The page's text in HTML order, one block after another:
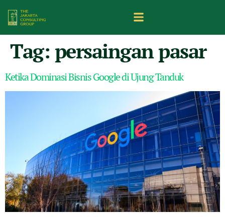
Tag: persaingan pasar
Ketika Dominasi Bisnis Google di Ujung Tanduk